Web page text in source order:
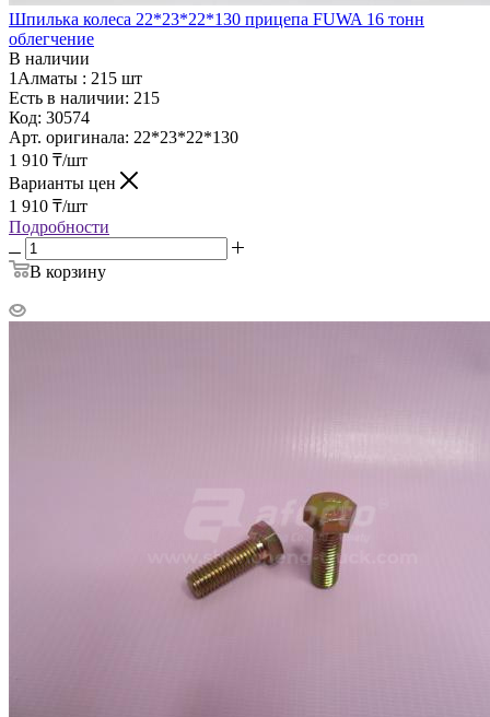
Шпилька колеса 22*23*22*130 прицепа FUWA 16 тонн
облегчение
В наличии
1Алматы : 215 шт
Есть в наличии: 215
Код: 30574
Арт. оригинала: 22*23*22*130
1 910 ₸/шт
Варианты цен
1 910 ₸/шт
Подробности
В корзину